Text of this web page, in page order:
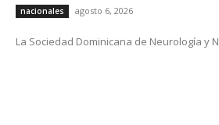
nacionales agosto 6, 2026
La Sociedad Dominicana de Neurología y